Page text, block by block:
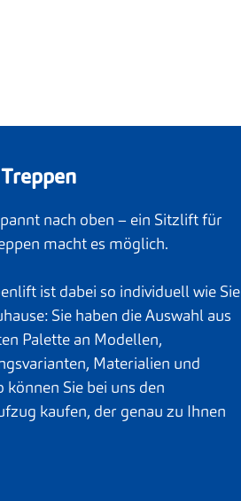
nach oben – ein Sitzlift für
macht es möglich.
ist dabei so individuell wie Sie
Sie haben die Auswahl aus
Palette an Modellen,
Materialien und
können Sie bei uns den
kaufen, der genau zu Ihnen